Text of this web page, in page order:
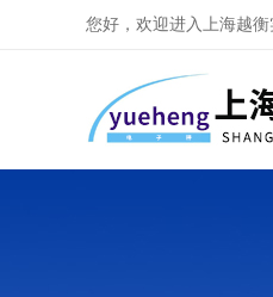
您好，欢迎进入上海越衡